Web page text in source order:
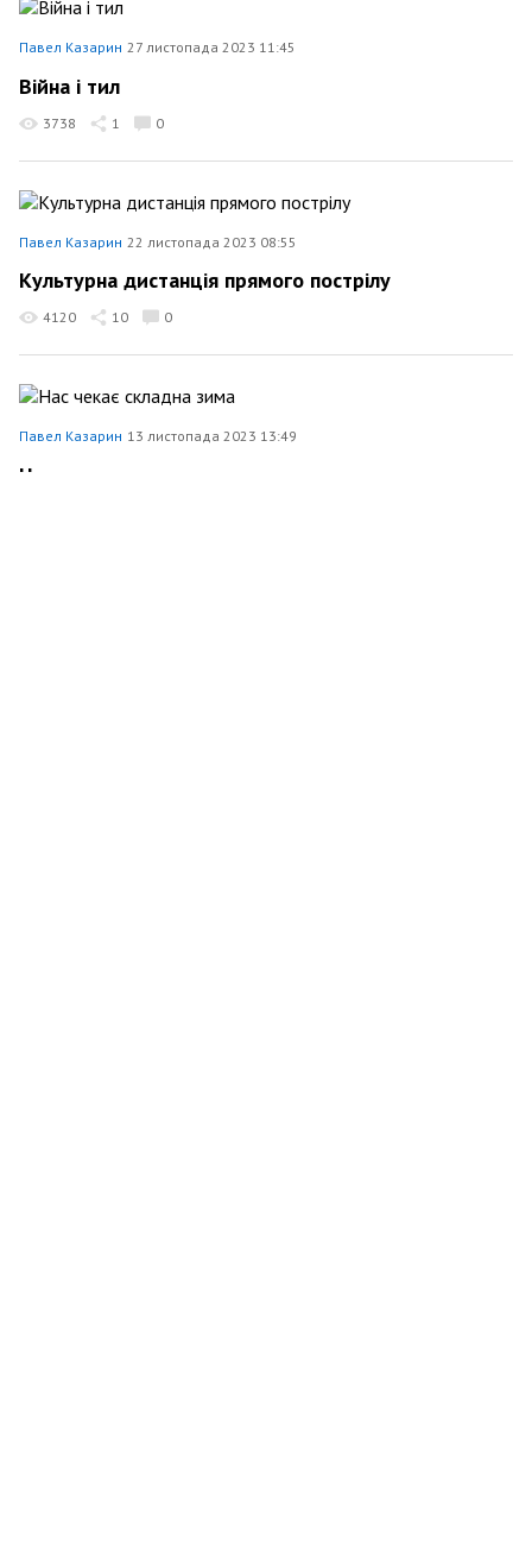
Павел Казарин 27 листопада 2023 11:45
Війна і тил
3738 1 0
Павел Казарин 22 листопада 2023 08:55
Культурна дистанція прямого пострілу
4120 10 0
Павел Казарин 13 листопада 2023 13:49
Нас чекає складна зима